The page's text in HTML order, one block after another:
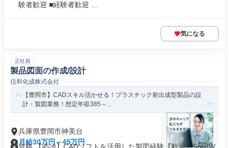
験者歓迎 ■経験者歓迎 ...
気になる
正社員
製品図面の作成/設計
信和化成株式会社
【豊岡市】CADスキル活かせる！プラスチック射出成型製品の設
計・製図業務！想定年収385～...
兵庫県豊岡市神美台
月給30万円～45万円